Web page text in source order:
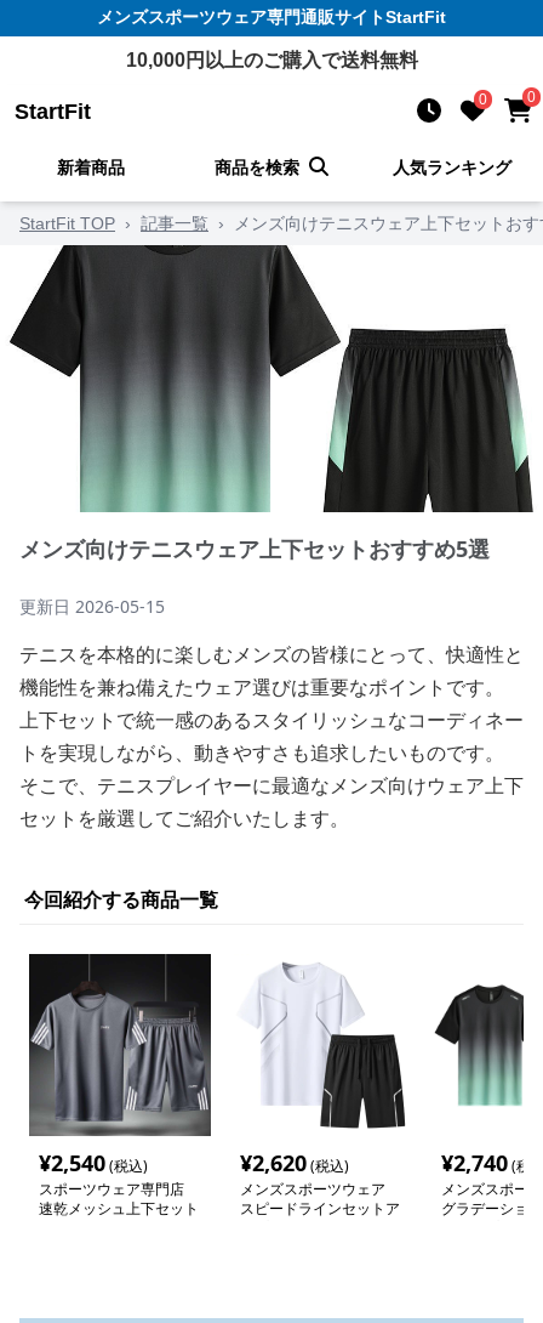
メンズスポーツウェア専門通販サイトStartFit
10,000円以上のご購入で送料無料
StartFit 0 0
新着商品 商品を検索 人気ランキング
StartFit TOP › 記事一覧 › メンズ向けテニスウェア上下セットお
メンズ向けテニスウェア上下セットおすすめ5選
更新日 2026-05-15
テニスを本格的に楽しむメンズの皆様にとって、快適性と
機能性を兼ね備えたウェア選びは重要なポイントです。
上下セットで統一感のあるスタイリッシュなコーディネー
トを実現しながら、動きやすさも追求したいものです。
そこで、テニスプレイヤーに最適なメンズ向けウェア上下
セットを厳選してご紹介いたします。
今回紹介する商品一覧
¥2,540(税込)
スポーツウェア専門店
速乾メッシュ上下セット
¥2,620(税込)
メンズスポーツウェア
スピードラインセットア
¥2,740(税
メンズスポー
グラデーショ